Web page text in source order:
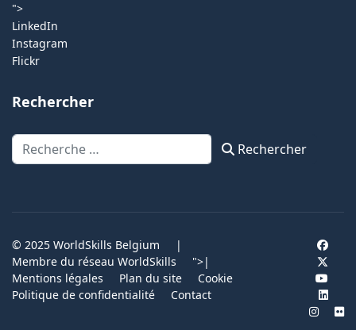
">
LinkedIn
Instagram
Flickr
Rechercher
Rechercher Rechercher
© 2025 WorldSkills Belgium
|
Membre du réseau WorldSkills
">|
Mentions légales
Plan du site
Cookie
Politique de confidentialité
Contact